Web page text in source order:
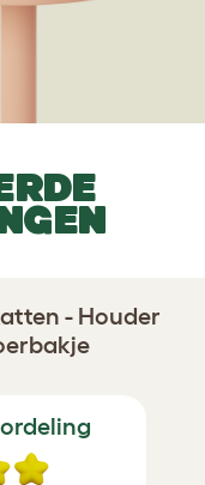
- Houder